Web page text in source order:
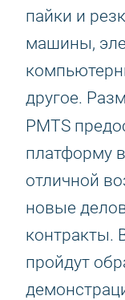
пайки и
машины,
другое.
PMTS
платформу
отличной
новые
контракты.
пройдут